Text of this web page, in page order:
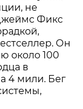
не
Фикс
Он
около 100
в
4 мили. Бег